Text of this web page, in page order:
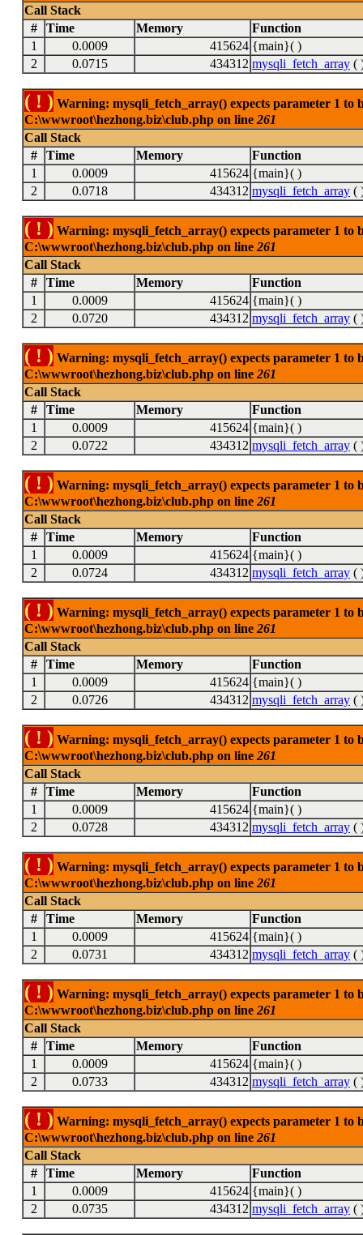
Call Stack
#
Time Memory
Function
1
0.0009 415624 {main}( )
2
0.0715 434312 mysqli_fetch_array (
( ! ) Warning: mysqli_fetch_array() expects parameter 1 to
C:\wwwroot\hezhong.biz\club.php on line 261
Call Stack
#
Time Memory
Function
1
0.0009 415624 {main}( )
2
0.0718 434312 mysqli_fetch_array (
( ! ) Warning: mysqli_fetch_array() expects parameter 1 to
C:\wwwroot\hezhong.biz\club.php on line 261
Call Stack
#
Time Memory
Function
1
0.0009 415624 {main}( )
2
0.0720 434312 mysqli_fetch_array (
( ! ) Warning: mysqli_fetch_array() expects parameter 1 to
C:\wwwroot\hezhong.biz\club.php on line 261
Call Stack
#
Time Memory
Function
1
0.0009 415624 {main}( )
2
0.0722 434312 mysqli_fetch_array (
( ! ) Warning: mysqli_fetch_array() expects parameter 1 to
C:\wwwroot\hezhong.biz\club.php on line 261
Call Stack
#
Time Memory
Function
1
0.0009 415624 {main}( )
2
0.0724 434312 mysqli_fetch_array (
( ! ) Warning: mysqli_fetch_array() expects parameter 1 to
C:\wwwroot\hezhong.biz\club.php on line 261
Call Stack
#
Time Memory
Function
1
0.0009 415624 {main}( )
2
0.0726 434312 mysqli_fetch_array (
( ! ) Warning: mysqli_fetch_array() expects parameter 1 to
C:\wwwroot\hezhong.biz\club.php on line 261
Call Stack
#
Time Memory
Function
1
0.0009 415624 {main}( )
2
0.0728 434312 mysqli_fetch_array (
( ! ) Warning: mysqli_fetch_array() expects parameter 1 to
C:\wwwroot\hezhong.biz\club.php on line 261
Call Stack
#
Time Memory
Function
1
0.0009 415624 {main}( )
2
0.0731 434312 mysqli_fetch_array (
( ! ) Warning: mysqli_fetch_array() expects parameter 1 to
C:\wwwroot\hezhong.biz\club.php on line 261
Call Stack
#
Time Memory
Function
1
0.0009 415624 {main}( )
2
0.0733 434312 mysqli_fetch_array (
( ! ) Warning: mysqli_fetch_array() expects parameter 1 to
C:\wwwroot\hezhong.biz\club.php on line 261
Call Stack
#
Time Memory
Function
1
0.0009 415624 {main}( )
2
0.0735 434312 mysqli_fetch_array (